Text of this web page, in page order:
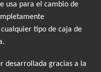
usa para el cambio de
tipo de caja de
desarrollada gracias a la